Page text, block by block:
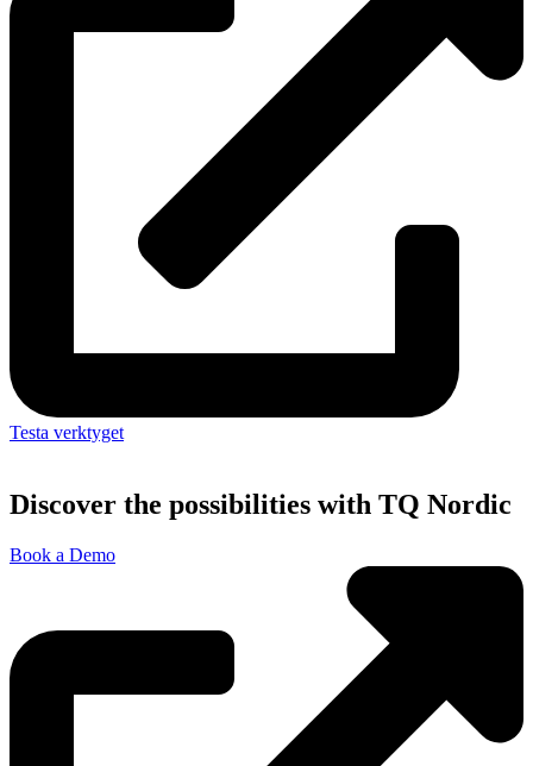
Testa verktyget
Discover the possibilities with TQ Nordic
Book a Demo